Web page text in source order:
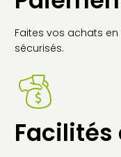
Faites vos achats
sécurisés.